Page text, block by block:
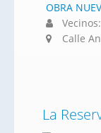
OBRA
Calle
La